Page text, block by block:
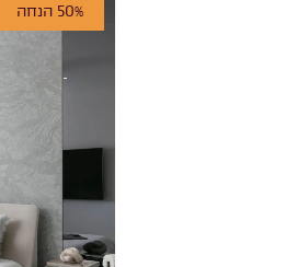
50% הנחה